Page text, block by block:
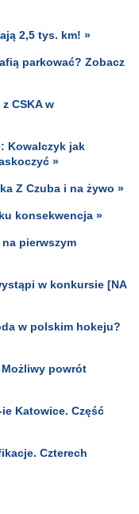
2,5 tys. km! »
parkować? Zobacz
CSKA w
Kowalczyk jak
»
Z Czuba i na żywo »
konsekwencja »
pierwszym
w konkursie [NA
w polskim hokeju?
Możliwy powrót
Katowice. Część
Czterech